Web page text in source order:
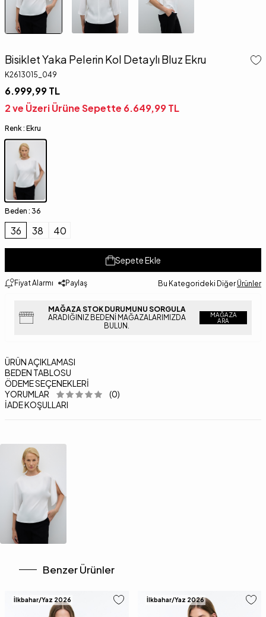
Bisiklet Yaka Pelerin Kol Detaylı Bluz Ekru
K2613015_049
6.999,99TL
2 ve Üzeri Ürüne Sepette 6.649,99TL
Renk : Ekru
Beden : 36
36 38 40
Sepete Ekle
Fiyat Alarmı Paylaş Bu Kategorideki Diğer Ürünler
MAĞAZA STOK DURUMUNU SORGULA
ARADIĞINIZ BEDENI MAĞAZALARIMIZDA
BULUN.
MAĞAZA
ARA
ÜRÜN AÇIKLAMASI
BEDEN TABLOSU
ÖDEME SEÇENEKLERI
YORUMLAR
(0)
İADE KOŞULLARI
Benzer Ürünler
İlkbahar/Yaz 2026 İlkbahar/Yaz 2026